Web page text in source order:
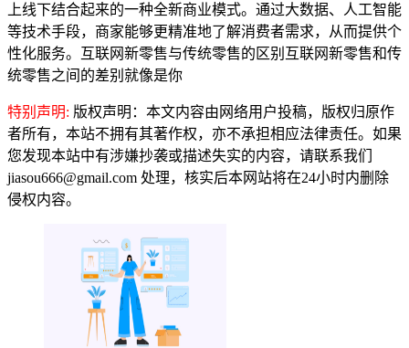
上线下结合起来的一种全新商业模式。通过大数据、人工智能
等技术手段，商家能够更精准地了解消费者需求，从而提供个
性化服务。互联网新零售与传统零售的区别互联网新零售和传
统零售之间的差别就像是你
特别声明: 版权声明：本文内容由网络用户投稿，版权归原作
者所有，本站不拥有其著作权，亦不承担相应法律责任。如果
您发现本站中有涉嫌抄袭或描述失实的内容，请联系我们
jiasou666@gmail.com 处理，核实后本网站将在24小时内删除
侵权内容。